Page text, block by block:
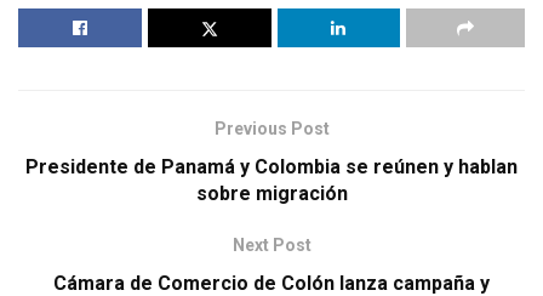
Previous Post
Presidente de Panamá y Colombia se reúnen y hablan
sobre migración
Next Post
Cámara de Comercio de Colón lanza campaña y